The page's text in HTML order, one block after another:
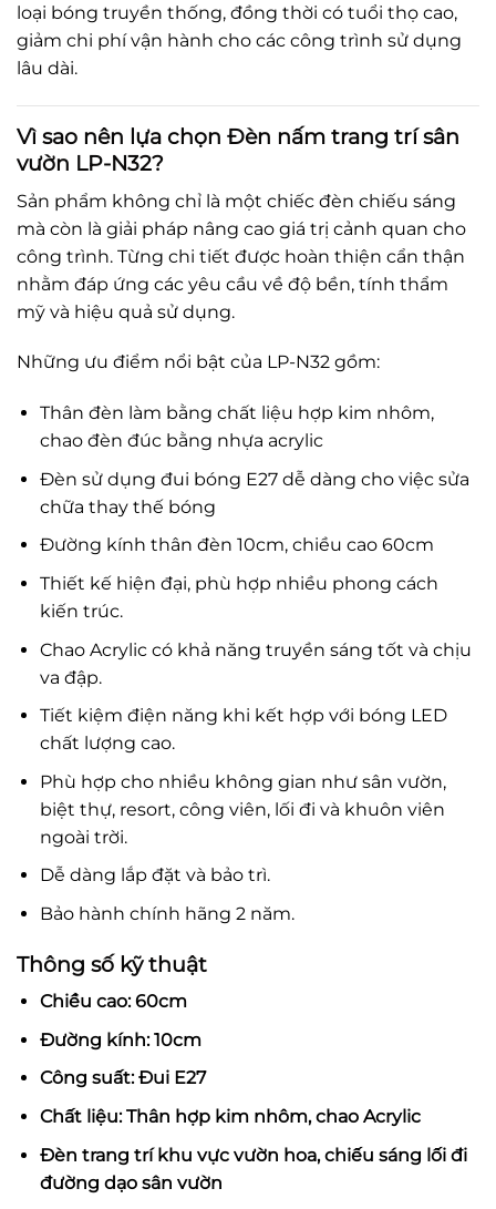
loại bóng truyền thống, đồng thời có tuổi thọ cao,
giảm chi phí vận hành cho các công trình sử dụng
lâu dài.
Vì sao nên lựa chọn Đèn nấm trang trí sân
vườn LP-N32?
Sản phẩm không chỉ là một chiếc đèn chiếu sáng
mà còn là giải pháp nâng cao giá trị cảnh quan cho
công trình. Từng chi tiết được hoàn thiện cẩn thận
nhằm đáp ứng các yêu cầu về độ bền, tính thẩm
mỹ và hiệu quả sử dụng.
Những ưu điểm nổi bật của LP-N32 gồm:
Thân đèn làm bằng chất liệu hợp kim nhôm,
chao đèn đúc bằng nhựa acrylic
Đèn sử dụng đui bóng E27 dễ dàng cho việc sửa
chữa thay thế bóng
Đường kính thân đèn 10cm, chiều cao 60cm
Thiết kế hiện đại, phù hợp nhiều phong cách
kiến trúc.
Chao Acrylic có khả năng truyền sáng tốt và chịu
va đập.
Tiết kiệm điện năng khi kết hợp với bóng LED
chất lượng cao.
Phù hợp cho nhiều không gian như sân vườn,
biệt thự, resort, công viên, lối đi và khuôn viên
ngoài trời.
Dễ dàng lắp đặt và bảo trì.
Bảo hành chính hãng 2 năm.
Thông số kỹ thuật
Chiều cao: 60cm
Đường kính: 10cm
Công suất: Đui E27
Chất liệu: Thân hợp kim nhôm, chao Acrylic
Đèn trang trí khu vực vườn hoa, chiếu sáng lối đi
đường dạo sân vườn